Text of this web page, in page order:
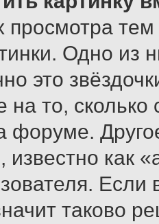
просмотра
Одно из
это
то,
форуме.
известно как
таково